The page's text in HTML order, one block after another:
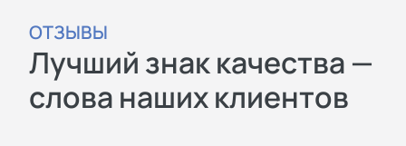
ОТЗЫВЫ
Лучший знак качества —
слова наших клиентов